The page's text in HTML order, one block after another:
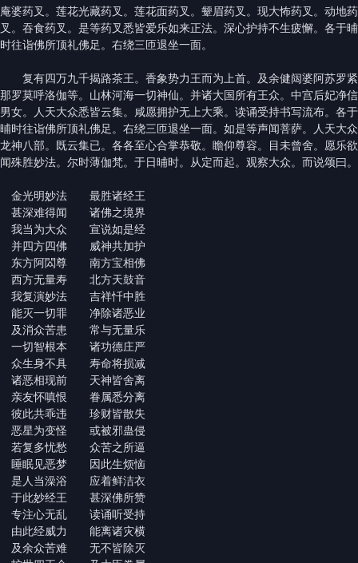
庵婆药叉。莲花光藏药叉。莲花面药叉。颦眉药叉。现大怖药叉。动地药
叉。吞食药叉。是等药叉悉皆爱乐如来正法。深心护持不生疲懈。各于晡
时往诣佛所顶礼佛足。右绕三匝退坐一面。
复有四万九千揭路茶王。香象势力王而为上首。及余健闼婆阿苏罗紧
那罗莫呼洛伽等。山林河海一切神仙。并诸大国所有王众。中宫后妃净信
男女。人天大众悉皆云集。咸愿拥护无上大乘。读诵受持书写流布。各于
晡时往诣佛所顶礼佛足。右绕三匝退坐一面。如是等声闻菩萨。人天大众
龙神八部。既云集已。各各至心合掌恭敬。瞻仰尊容。目未曾舍。愿乐欲
闻殊胜妙法。尔时薄伽梵。于日晡时。从定而起。观察大众。而说颂曰。
金光明妙法 最胜诸经王
甚深难得闻 诸佛之境界
我当为大众 宣说如是经
并四方四佛 威神共加护
东方阿閦尊 南方宝相佛
西方无量寿 北方天鼓音
我复演妙法 吉祥忏中胜
能灭一切罪 净除诸恶业
及消众苦患 常与无量乐
一切智根本 诸功德庄严
众生身不具 寿命将损减
诸恶相现前 天神皆舍离
亲友怀嗔恨 眷属悉分离
彼此共乖违 珍财皆散失
恶星为变怪 或被邪蛊侵
若复多忧愁 众苦之所逼
睡眠见恶梦 因此生烦恼
是人当澡浴 应着鲜洁衣
于此妙经王 甚深佛所赞
专注心无乱 读诵听受持
由此经威力 能离诸灾横
及余众苦难 无不皆除灭